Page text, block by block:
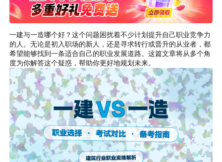
一建与一造哪个好？这个问题困扰着不少计划提升自己职业竞争力
的人。无论是初入职场的新人，还是寻求转行或晋升的从业者，都
希望能够找到一条适合自己的职业发展道路。这篇文章将从多个角
度为你解答这个疑惑，帮助你更好地规划未来。